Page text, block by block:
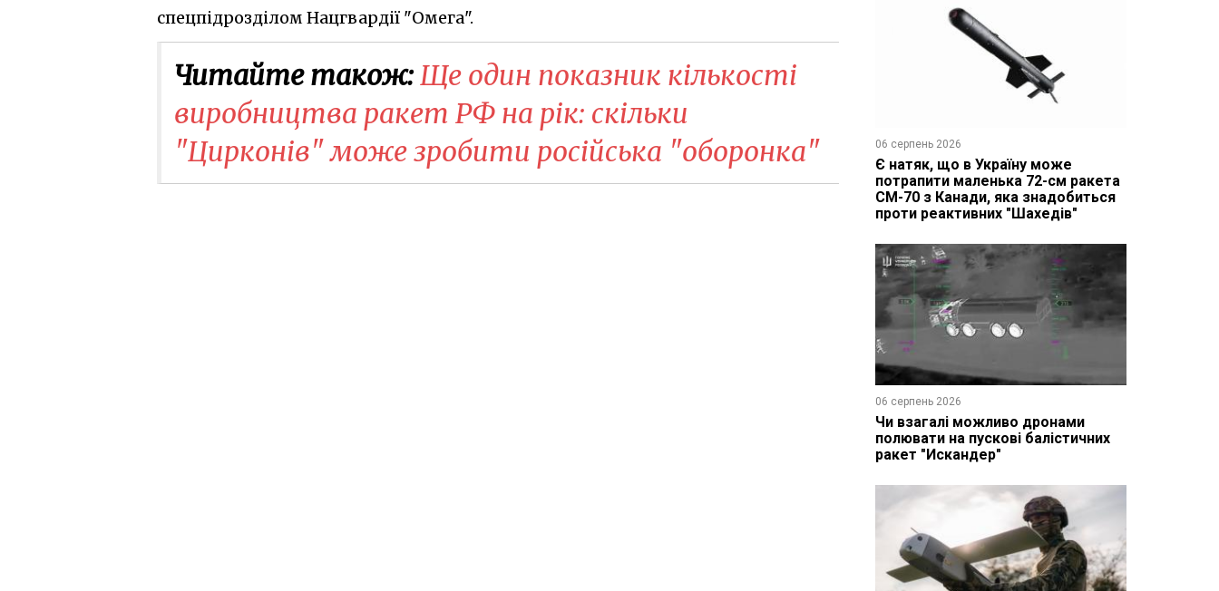
спецпідрозділом Нацгвардії "Омега".
Читайте також:Ще один показник кількості
виробництва ракет РФ на рік: скільки
"Цирконів" може зробити російська "оборонка"
06 серпень 2026
Є натяк, що в Україну може
потрапити маленька 72-см ракета
CM-70 з Канади, яка знадобиться
проти реактивних "Шахедів"
06 серпень 2026
Чи взагалі можливо дронами
полювати на пускові балістичних
ракет "Искандер"